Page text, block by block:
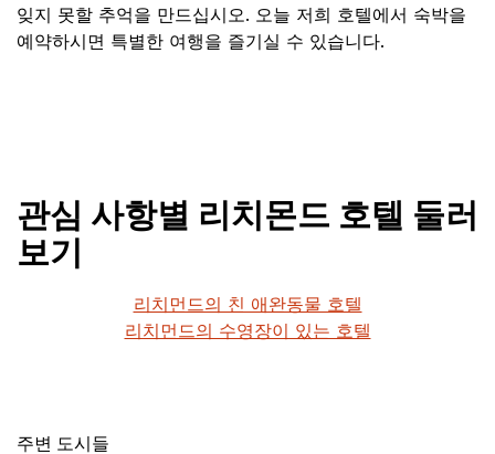
잊지 못할 추억을 만드십시오. 오늘 저희 호텔에서 숙박을
예약하시면 특별한 여행을 즐기실 수 있습니다.
관심 사항별 리치몬드 호텔 둘러
보기
리치먼드의 친 애완동물 호텔
리치먼드의 수영장이 있는 호텔
주변 도시들